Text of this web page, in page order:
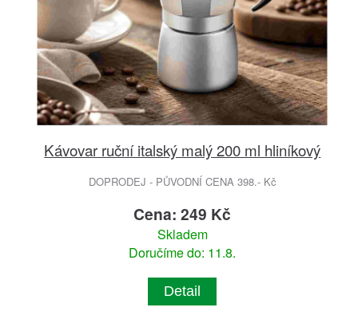
Kávovar ruční italský malý 200 ml hliníkový
DOPRODEJ - PŮVODNÍ CENA 398.- Kč
Cena: 249 Kč
Skladem
Doručíme do: 11.8.
Detail